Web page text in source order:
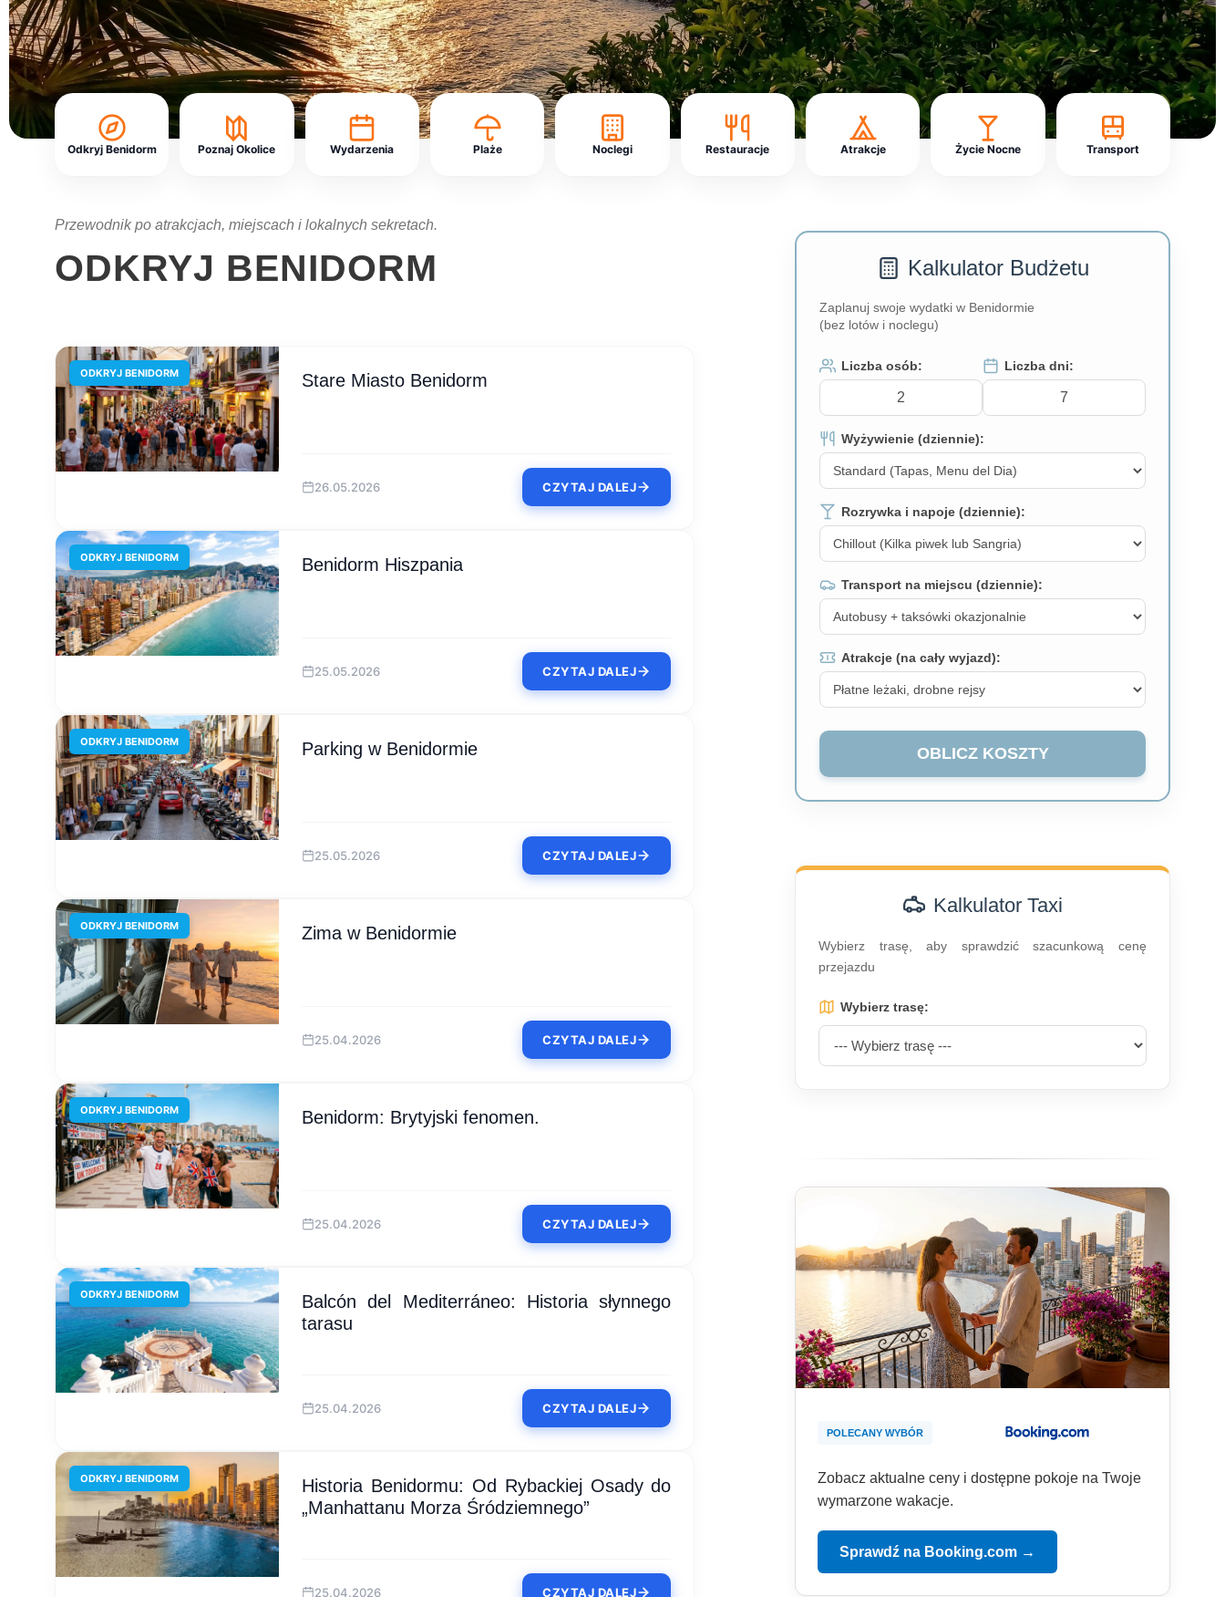
Odkryj Benidorm Poznaj Okolice Wydarzenia Plaże Noclegi Restauracje Atrakcje Życie Nocne Transport
Przewodnik po atrakcjach, miejscach i lokalnych sekretach.
ODKRYJ BENIDORM
ODKRYJ BENIDORM Stare Miasto Benidorm
26.05.2026 CZYTAJ DALEJ
ODKRYJ BENIDORM Benidorm Hiszpania
25.05.2026 CZYTAJ DALEJ
ODKRYJ BENIDORM Parking w Benidormie
25.05.2026 CZYTAJ DALEJ
ODKRYJ BENIDORM Zima w Benidormie
25.04.2026 CZYTAJ DALEJ
ODKRYJ BENIDORM Benidorm: Brytyjski fenomen.
25.04.2026 CZYTAJ DALEJ
ODKRYJ BENIDORM
Balcón del Mediterráneo: Historia słynnego
tarasu
25.04.2026 CZYTAJ DALEJ
ODKRYJ BENIDORM
Historia Benidormu: Od Rybackiej Osady do
„Manhattanu Morza Śródziemnego”
25.04.2026 CZYTAJ DALEJ
Kalkulator Budżetu
Zaplanuj swoje wydatki w Benidormie
(bez lotów i noclegu)
Liczba osób: Liczba dni:
Wyżywienie (dziennie):
Rozrywka i napoje (dziennie):
Transport na miejscu (dziennie):
Atrakcje (na cały wyjazd):
OBLICZ KOSZTY
Kalkulator Taxi
Wybierz trasę, aby sprawdzić szacunkową cenę
przejazdu
Wybierz trasę:
POLECANY WYBÓR
Zobacz aktualne ceny i dostępne pokoje na Twoje
wymarzone wakacje.
Sprawdź na Booking.com →